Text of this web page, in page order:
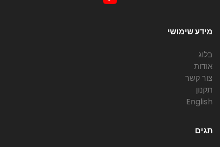
מידע שימושי
בלוג
אודות
צור קשר
תקנון
English
תגים